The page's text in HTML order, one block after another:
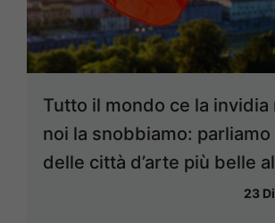
Tutto il mondo ce la invidia
noi la snobbiamo: parliamo
delle città d’arte più belle
23